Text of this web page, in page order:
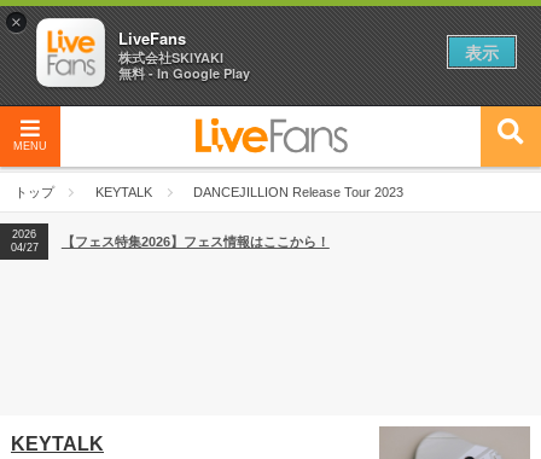
MENU
トップ KEYTALK DANCEJILLION Release Tour 2023
2026
04/27
2026
【ライブ動員ランキング】2026年上半期編発表！
2026
04/27
【フェス特集2026】フェス情報はここから！
KEYTALK
×
LiveFans
株式会社SKIYAKI
無料 - In Google Play
表示